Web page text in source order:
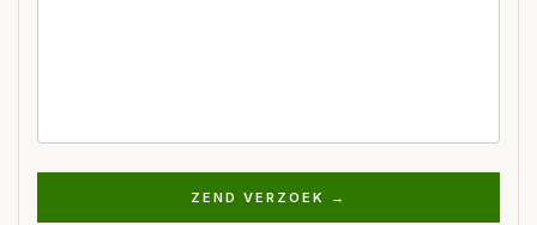
ZEND VERZOEK →